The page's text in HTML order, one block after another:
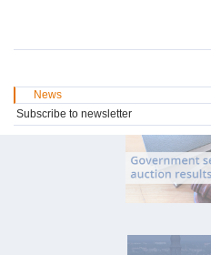
News
Subscribe to newsletter